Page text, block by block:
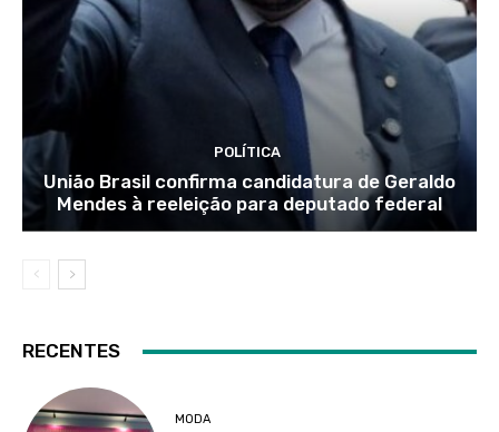
POLÍTICA
União Brasil confirma candidatura de Geraldo
Mendes à reeleição para deputado federal
RECENTES
MODA